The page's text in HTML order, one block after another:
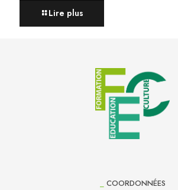
Lire plus
COORDONNÉES